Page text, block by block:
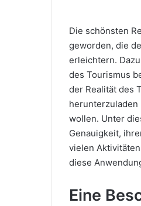
Die schönsten
geworden, die
erleichtern.
des Tourismus
der Realität des
herunterzuladen
wollen. Unter
Genauigkeit,
vielen
diese
Eine